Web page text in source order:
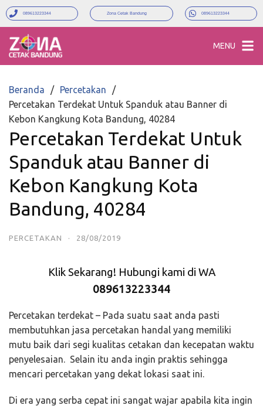
089613223344 Zona Cetak Bandung 089613223344
MENU
Beranda
Percetakan
Percetakan Terdekat Untuk Spanduk atau Banner di
Kebon Kangkung Kota Bandung, 40284
Percetakan Terdekat Untuk
Spanduk atau Banner di
Kebon Kangkung Kota
Bandung, 40284
PERCETAKAN · 28/08/2019
Klik Sekarang! Hubungi kami di WA
089613223344
Percetakan terdekat – Pada suatu saat anda pasti
membutuhkan jasa percetakan handal yang memiliki
mutu baik dari segi kualitas cetakan dan kecepatan waktu
penyelesaian. Selain itu anda ingin praktis sehingga
mencari percetakan yang dekat lokasi saat ini.
Di era yang serba cepat ini sangat wajar apabila kita ingin